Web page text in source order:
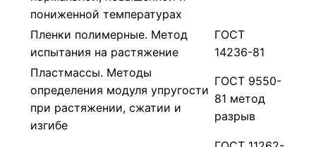
пониженной температурах
Пленки полимерные. Метод
испытания на растяжение
ГОСТ
14236-81
Пластмассы. Методы
определения модуля упругости
при растяжении, сжатии и
изгибе
ГОСТ 9550-
81 метод
разрыв